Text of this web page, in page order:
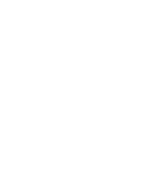
onların sözlerine
Özge Fışkın, Rana
hakkı saklıdır.